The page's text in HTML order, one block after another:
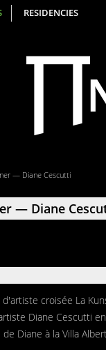
RESIDENCIES
— Diane Cescutti
— Diane
croisée La
Diane Cescutti
Diane à la Villa